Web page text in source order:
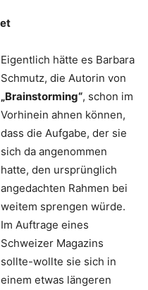
Eigentlich hätte es Barbara
Schmutz, die Autorin von
„Brainstorming“, schon im
Vorhinein ahnen können,
dass die Aufgabe, der sie
sich da angenommen
hatte, den ursprünglich
angedachten Rahmen bei
weitem sprengen würde.
Im Auftrage eines
Schweizer Magazins
sollte-wollte sie sich in
einem etwas längeren